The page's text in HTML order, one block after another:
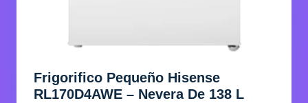
Frigorifico Pequeño Hisense
RL170D4AWE – Nevera De 138 L